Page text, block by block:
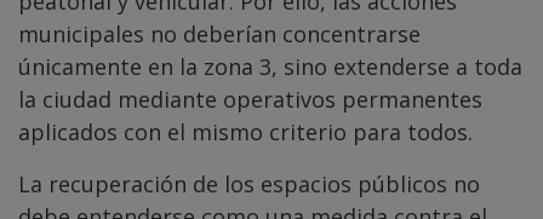
municipales no deberían concentrarse
únicamente en la zona 3, sino extenderse a toda
la ciudad mediante operativos permanentes
aplicados con el mismo criterio para todos.
La recuperación de los espacios públicos no